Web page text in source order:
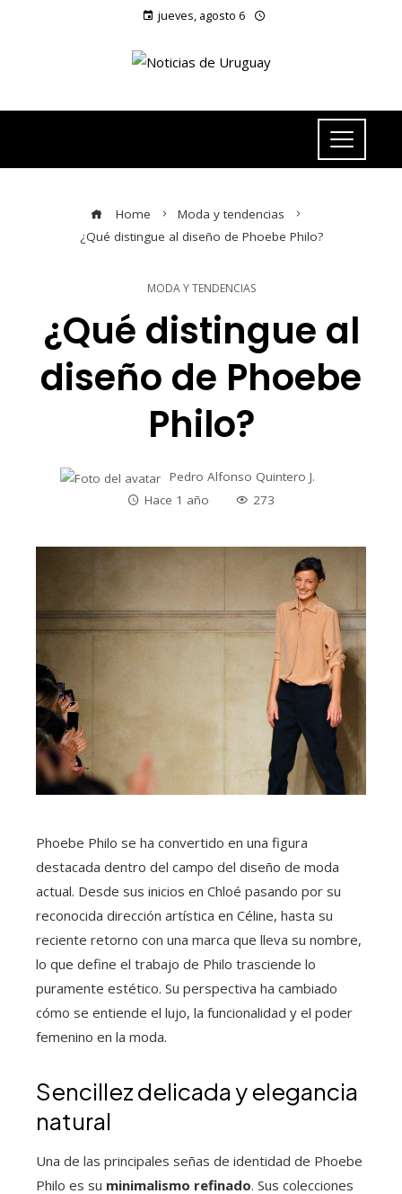
jueves, agosto 6
Home
Moda y tendencias
¿Qué distingue al diseño de Phoebe Philo?
MODA Y TENDENCIAS
¿Qué distingue al
diseño de Phoebe
Philo?
Pedro Alfonso Quintero J.
Hace 1 año
273
Phoebe Philo se ha convertido en una figura
destacada dentro del campo del diseño de moda
actual. Desde sus inicios en Chloé pasando por su
reconocida dirección artística en Céline, hasta su
reciente retorno con una marca que lleva su nombre,
lo que define el trabajo de Philo trasciende lo
puramente estético. Su perspectiva ha cambiado
cómo se entiende el lujo, la funcionalidad y el poder
femenino en la moda.
Sencillez delicada y elegancia
natural
Una de las principales señas de identidad de Phoebe
Philo es su minimalismo refinado. Sus colecciones